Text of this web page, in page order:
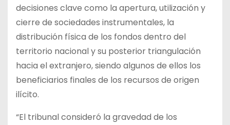
decisiones clave como la apertura, utilización y
cierre de sociedades instrumentales, la
distribución física de los fondos dentro del
territorio nacional y su posterior triangulación
hacia el extranjero, siendo algunos de ellos los
beneficiarios finales de los recursos de origen
ilícito.
“El tribunal consideró la gravedad de los